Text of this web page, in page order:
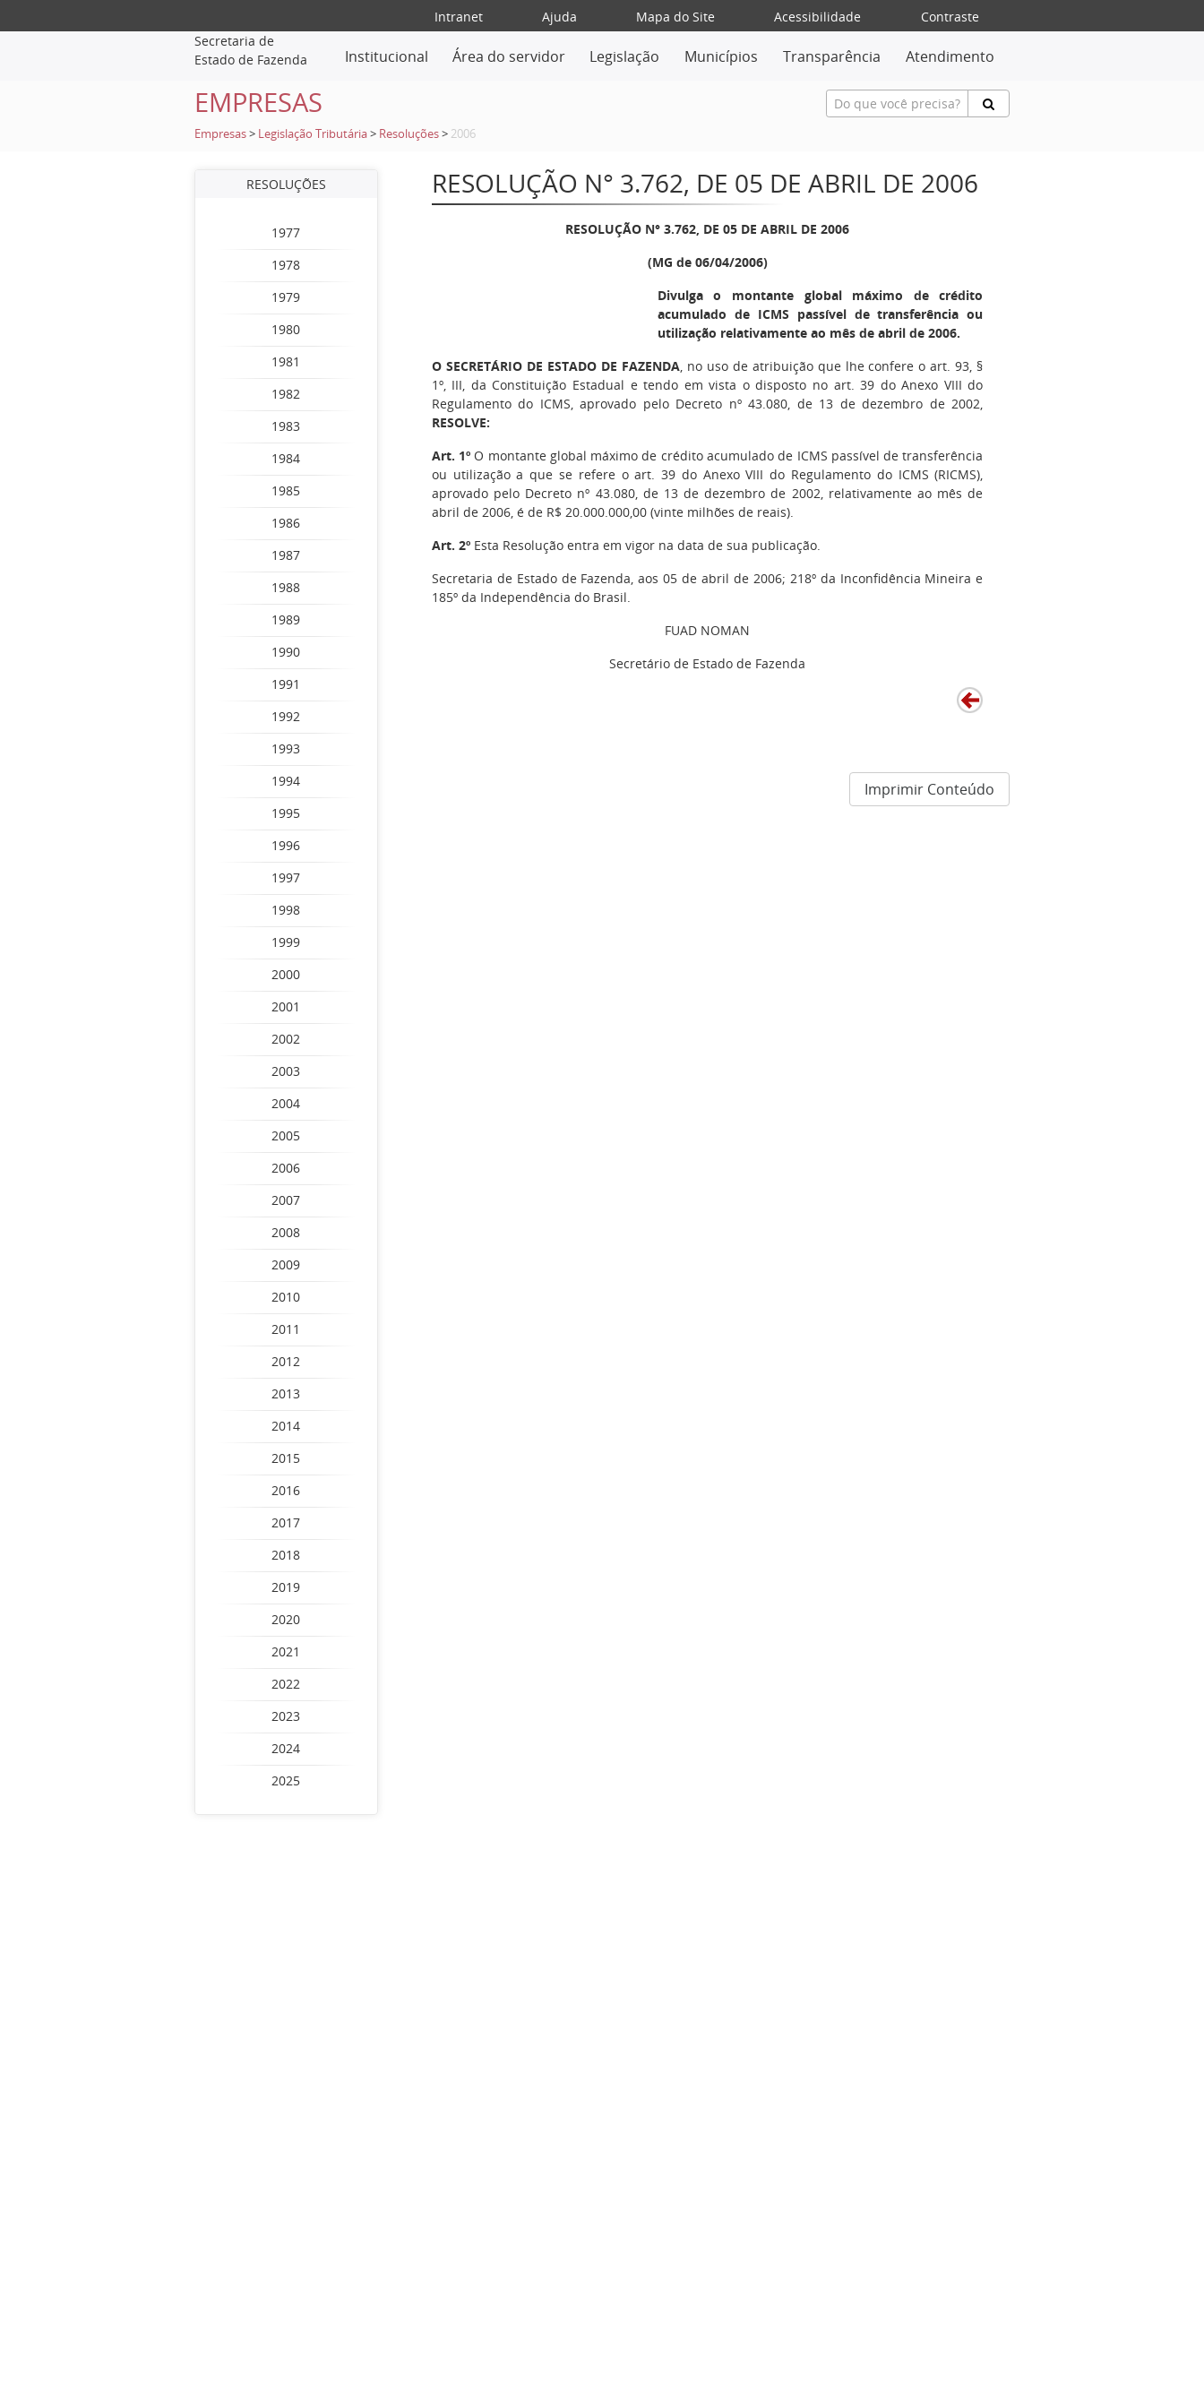
Intranet Ajuda Mapa do Site Acessibilidade
Contraste
Secretaria de
Estado de Fazenda
Institucional Área do servidor Legislação Municípios Transparência Atendimento
EMPRESAS
Empresas > Legislação Tributária > Resoluções > 2006
RESOLUÇÕES
1977
1978
1979
1980
1981
1982
1983
1984
1985
1986
1987
1988
1989
1990
1991
1992
1993
1994
1995
1996
1997
1998
1999
2000
2001
2002
2003
2004
2005
2006
2007
2008
2009
2010
2011
2012
2013
2014
2015
2016
2017
2018
2019
2020
2021
2022
2023
2024
2025
RESOLUÇÃO N° 3.762, DE 05 DE ABRIL DE 2006
RESOLUÇÃO N° 3.762, DE 05 DE ABRIL DE 2006
(MG de 06/04/2006)
Divulga o montante global máximo de crédito
acumulado de ICMS passível de transferência ou
utilização relativamente ao mês de abril de 2006.
O SECRETÁRIO DE ESTADO DE FAZENDA, no uso de atribuição que lhe confere o art. 93, §
1º, III, da Constituição Estadual e tendo em vista o disposto no art. 39 do Anexo VIII do
Regulamento do ICMS, aprovado pelo Decreto nº 43.080, de 13 de dezembro de 2002,
RESOLVE:
Art. 1º O montante global máximo de crédito acumulado de ICMS passível de transferência
ou utilização a que se refere o art. 39 do Anexo VIII do Regulamento do ICMS (RICMS),
aprovado pelo Decreto nº 43.080, de 13 de dezembro de 2002, relativamente ao mês de
abril de 2006, é de R$ 20.000.000,00 (vinte milhões de reais).
Art. 2ºEsta Resolução entra em vigor na data de sua publicação.
Secretaria de Estado de Fazenda, aos 05 de abril de 2006; 218º da Inconfidência Mineira e
185º da Independência do Brasil.
FUAD NOMAN
Secretário de Estado de Fazenda
Imprimir Conteúdo